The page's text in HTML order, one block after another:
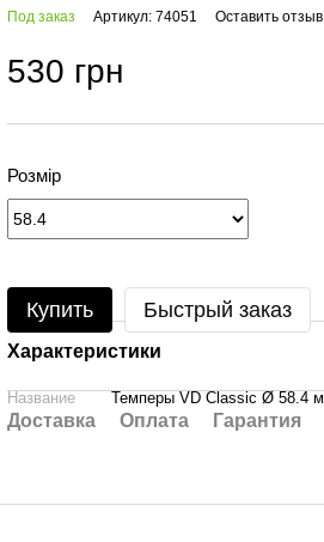
Под заказ Артикул: 74051 Оставить отзыв
530 грн
Розмір
Купить Быстрый заказ
Характеристики
Название Темперы VD Classic Ø 58.4
Доставка Оплата Гарантия